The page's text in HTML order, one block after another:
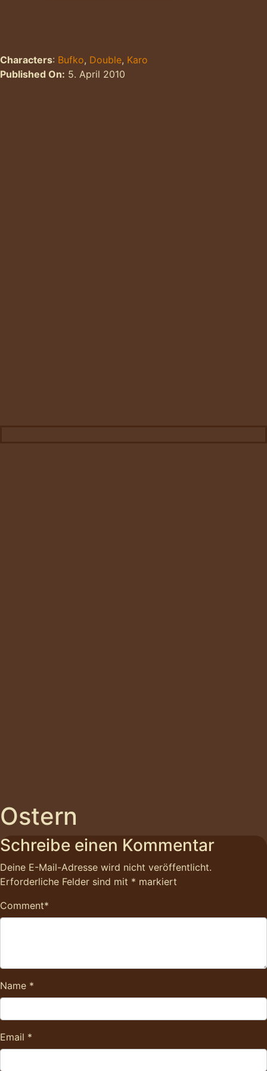
Characters: Bufko, Double, Karo
Published On: 5. April 2010
Ostern
Schreibe einen Kommentar
Deine E-Mail-Adresse wird nicht veröffentlicht.
Erforderliche Felder sind mit * markiert
Comment*
Name *
Email *